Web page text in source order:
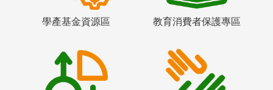
學產基金資源區 教育消費者保護專區